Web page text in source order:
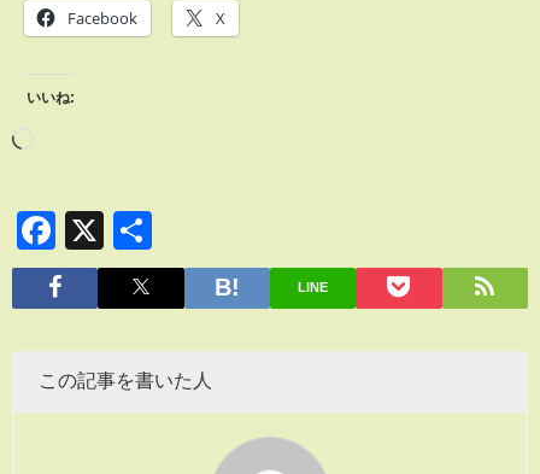
Facebook X
いいね:
Facebook
X
有
LINE
この記事を書いた人